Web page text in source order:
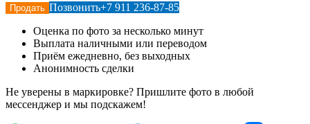
Продать Позвонить+7 911 236-87-85
Оценка по фото за несколько минут
Выплата наличными или переводом
Приём ежедневно, без выходных
Анонимность сделки
Не уверены в маркировке? Пришлите фото в любой
мессенджер и мы подскажем!